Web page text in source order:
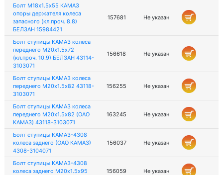
Болт М18х1.5х55 КАМАЗ
опоры держателя колеса
запасного (кл.проч. 8.8)
БЕЛЗАН 15984421
157681 Не указан
Болт ступицы КАМАЗ колеса
переднего М20х1.5х72
(кл.проч. 10.9) БЕЛЗАН 43114-
3103071
156618 Не указан
Болт ступицы КАМАЗ колеса
переднего М20х1.5х82 43118-
3103071
156255 Не указан
Болт ступицы КАМАЗ колеса
переднего М20х1.5х82 (ОАО
КАМАЗ) 43118-3103071
163245 Не указан
Болт ступицы КАМАЗ-4308
колеса заднего (ОАО КАМАЗ)
4308-3104071
156037 Не указан
Болт ступицы КАМАЗ-4308
колеса заднего М20х1.5х95
156059 Не указан